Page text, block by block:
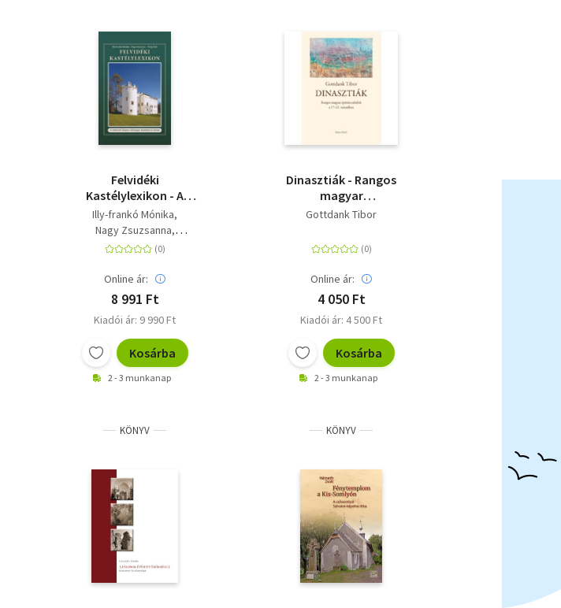
Felvidéki
Kastélylexikon - A
történeti Szepes
vármegye kastélyai és
kúriái
Illy-frankó Mónika
Nagy Zsuzsanna
Virág Zsolt
Online ár:
8 991 Ft
Kiadói ár: 9 990 Ft
Kosárba
2 - 3 munkanap
Dinasztiák - Rangos
magyar
építészcsaládok a 17-
Gottdank Tibor
Online ár:
4 050 Ft
Kiadói ár: 4 500 Ft
Kosárba
2 - 3 munkanap
KÖNYV KÖNYV